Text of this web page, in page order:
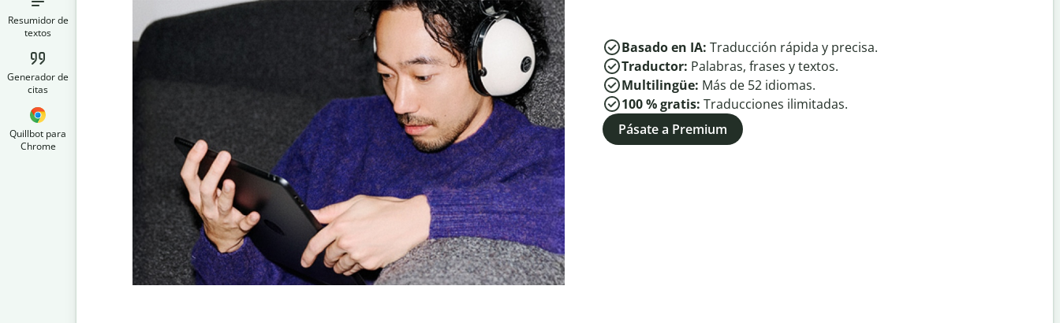
Resumidor de
textos
Generador de
citas
Quillbot para
Chrome
Basado en IA: Traducción rápida y precisa.
Traductor: Palabras, frases y textos.
Multilingüe: Más de 52 idiomas.
100 % gratis: Traducciones ilimitadas.
Pásate a Premium